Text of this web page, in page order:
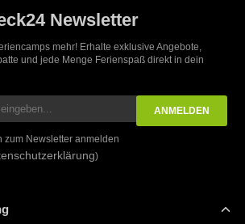
Newsletter
mehr! Erhalte exklusive Angebote,
und jede Menge Ferienspaß direkt in dein
zum Newsletter anmelden
)